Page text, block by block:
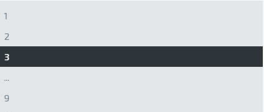
1
2
3
...
9